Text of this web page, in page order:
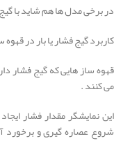
در برخی مدل ها هم شاید با
کاربرد گیج فشار یا بار در قهوه
می کنند .
این نمایشگر مقدار فشار
شروع عصاره گیری و